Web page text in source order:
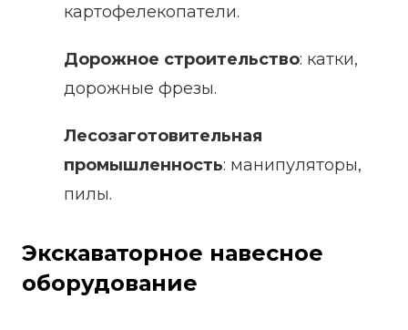
картофелекопатели.
Дорожное строительство: катки,
дорожные фрезы.
Лесозаготовительная
промышленность: манипуляторы,
пилы.
Экскаваторное навесное
оборудование